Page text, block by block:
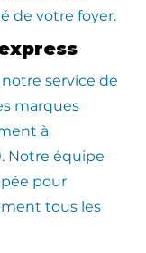
de votre foyer.
service de
marques
à
Notre équipe
pour
tous les